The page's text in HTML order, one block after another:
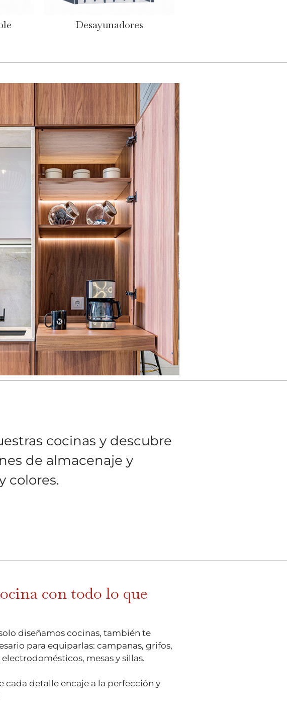
Desayunadores
cocinas y descubre
de almacenaje y
colores.
con todo lo que
diseñamos cocinas, también te
para equiparlas: campanas, grifos,
mesas y sillas.
cada detalle encaje a la perfección y